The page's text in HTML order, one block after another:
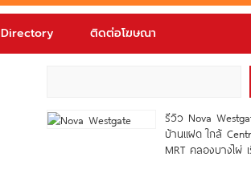
Directory ติดต่อโฆษณา
รีวิว Nova
บ้านแฝด ใกล้
MRT คลองบางไผ่